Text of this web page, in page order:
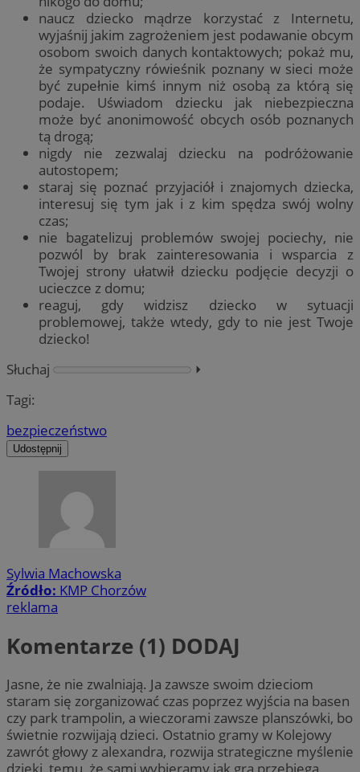
naucz dziecko mądrze korzystać z Internetu,
wyjaśnij jakim zagrożeniem jest podawanie obcym
osobom swoich danych kontaktowych; pokaż mu,
że sympatyczny rówieśnik poznany w sieci może
być zupełnie kimś innym niż osobą za którą się
podaje. Uświadom dziecku jak niebezpieczna
może być anonimowość obcych osób poznanych
tą drogą;
nigdy nie zezwalaj dziecku na podróżowanie
autostopem;
staraj się poznać przyjaciół i znajomych dziecka,
interesuj się tym jak i z kim spędza swój wolny
czas;
nie bagatelizuj problemów swojej pociechy, nie
pozwól by brak zainteresowania i wsparcia z
Twojej strony ułatwił dziecku podjęcie decyzji o
ucieczce z domu;
reaguj, gdy widzisz dziecko w sytuacji
problemowej, także wtedy, gdy to nie jest Twoje
dziecko!
Słuchaj
⏵︎
Tagi:
bezpieczeństwo
Udostępnij
Sylwia Machowska
Źródło: KMP Chorzów
reklama
Komentarze (1) DODAJ
Jasne, że nie zwalniają. Ja zawsze swoim dzieciom
staram się zorganizować czas poprzez wyjścia na basen
czy park trampolin, a wieczorami zawsze planszówki, bo
świetnie rozwijają dzieci. Ostatnio gramy w Kolejowy
zawrót głowy z alexandra, rozwija strategiczne myślenie